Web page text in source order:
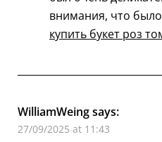
внимания, что
купить букет роз
WilliamWeingsays:
27/09/2025 at 11:43